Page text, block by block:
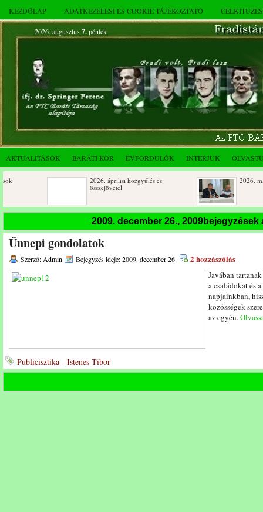
KEZDŐLAP ADATKEZELÉSI ÉS COOKIE TÁJÉKOZTATÓ
2026. augusztus 7.péntek
AKTUALITÁSOK BARÁTI KÖR ÉVFORDULÓK INTERJÚK
2026. áprilisi közgyűlés és
2026. márciusi
Születésnapi koszorúzások
Rendkívüli közgyűlés és a
novemberi összejövetel
Az FTC Baráti Kör 2025. októberi
összejövetel
2009. december 26., 2009bejegyzések
Ünnepi gondolatok
Szerző: Admin Bejegyzés ideje: 2009. december 26. 2 hozzászólás
Javában
a családokat és
napjainkban,
közösségek
az egyén.
Publicisztika - Istenes Tibor